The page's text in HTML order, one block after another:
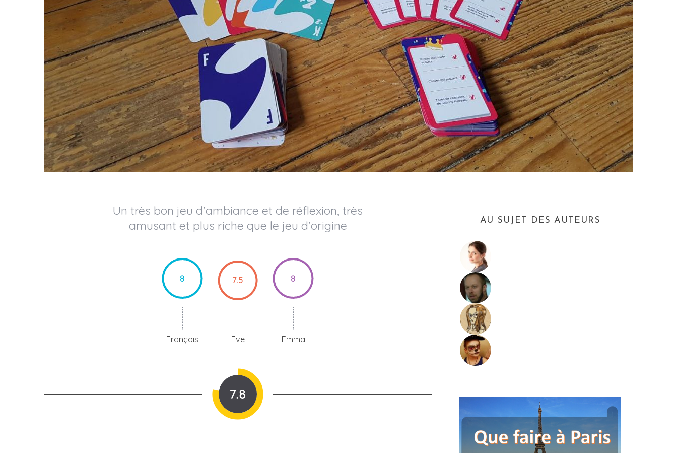
Un très bon jeu d'ambiance et de réflexion, très
amusant et plus riche que le jeu d'origine
8
François
7.5
Eve
8
Emma
7.8
AU SUJET DES AUTEURS